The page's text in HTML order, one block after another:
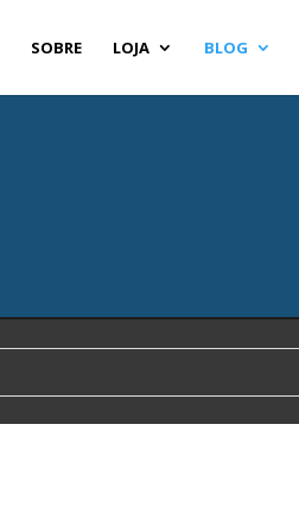
SOBRE LOJA BLOG